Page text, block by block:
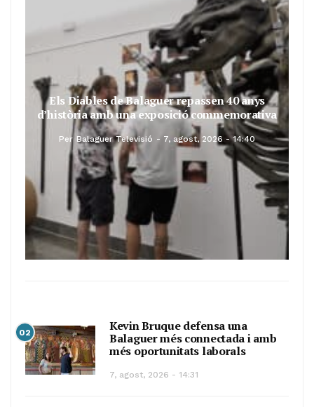
Els Diables de Balaguer repassen 40 anys
d’història amb una exposició commemorativa
Per Balaguer Televisió 7, agost, 2026 - 14:40
02
Kevin Bruque defensa una
Balaguer més connectada i amb
més oportunitats laborals
7, agost, 2026 - 14:31